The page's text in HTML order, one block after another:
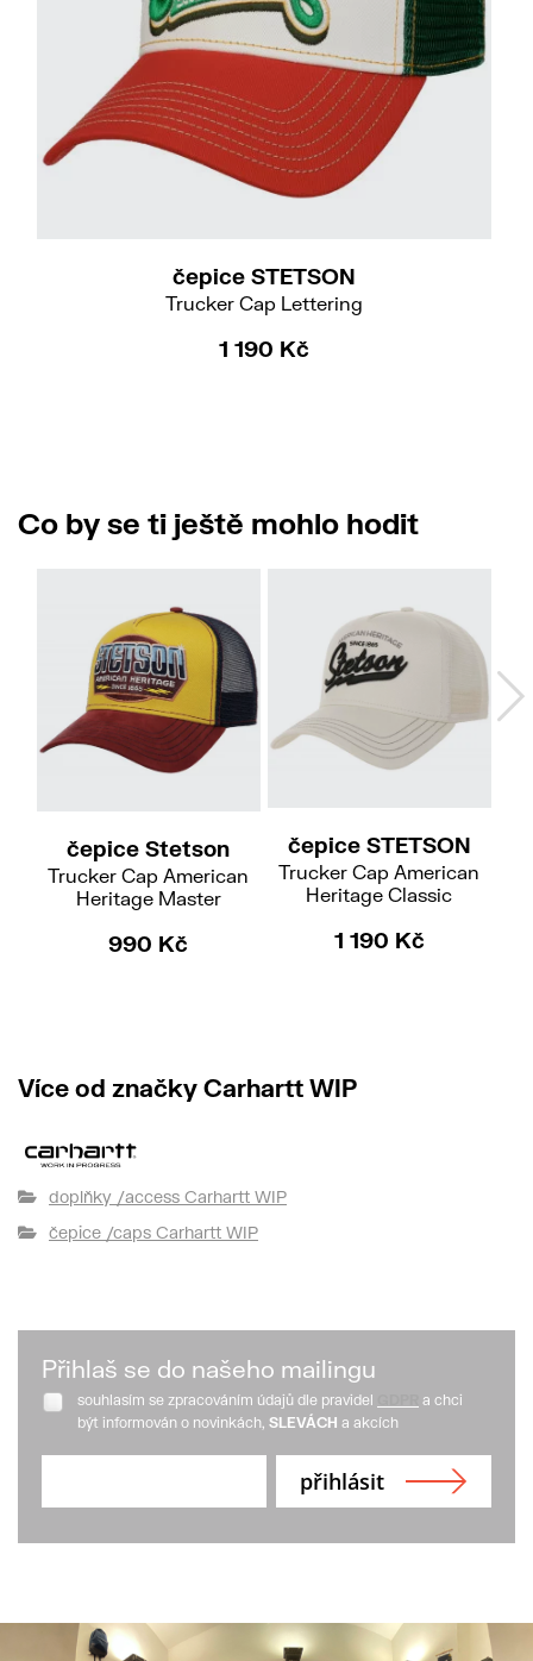
čepice STETSON
Trucker Cap Lettering
1 190 Kč
Co by se ti ještě mohlo hodit
čepice Stetson
Trucker Cap American
Heritage Master
990 Kč
čepice STETSON
Trucker Cap American
Heritage Classic
1 190 Kč
Více od značky Carhartt WIP
doplňky /access Carhartt WIP
čepice /caps Carhartt WIP
Přihlaš se do našeho mailingu
souhlasím se zpracováním údajů dle pravidel
a chci
být informován o novinkách, SLEVÁCH a akcích